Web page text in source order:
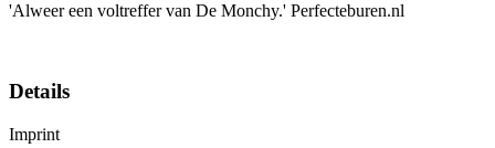
'Alweer een voltreffer van De Monchy.' Perfecteburen.nl
Details
Imprint